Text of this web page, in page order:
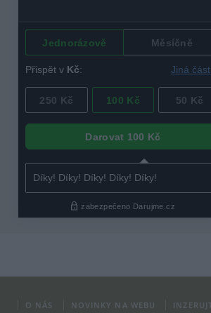
O NÁS NOVINKY NA WEBU